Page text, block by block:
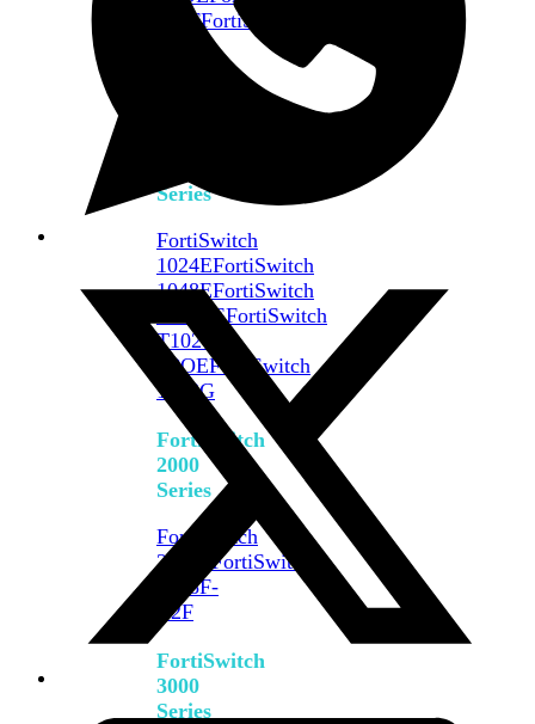
648FFortiSwitch
Series
FortiSwitch
1024EFortiSwitch
1048EFortiSwitch
T1024EFortiSwitch
T1024F-
FPOEFortiSwitch
1048G
FortiSwitch
2000
Series
FortiSwitch
2048F FortiSwitch
2048F-
B2F
FortiSwitch
3000
Series